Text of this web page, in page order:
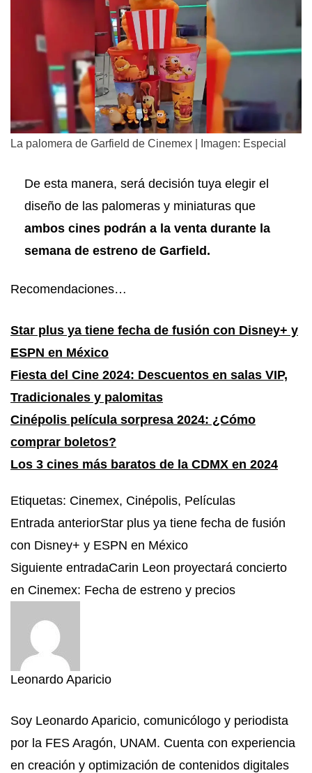
La palomera de Garfield de Cinemex | Imagen: Especial
De esta manera, será decisión tuya elegir el
diseño de las palomeras y miniaturas que
ambos cines podrán a la venta durante la
semana de estreno de Garfield.
Recomendaciones…
Star plus ya tiene fecha de fusión con Disney+ y
ESPN en México
Fiesta del Cine 2024: Descuentos en salas VIP,
Tradicionales y palomitas
Cinépolis película sorpresa 2024: ¿Cómo
comprar boletos?
Los 3 cines más baratos de la CDMX en 2024
Etiquetas: Cinemex, Cinépolis, Películas
Entrada anteriorStar plus ya tiene fecha de fusión
con Disney+ y ESPN en México
Siguiente entradaCarin Leon proyectará concierto
en Cinemex: Fecha de estreno y precios
Leonardo Aparicio
Soy Leonardo Aparicio, comunicólogo y periodista
por la FES Aragón, UNAM. Cuenta con experiencia
en creación y optimización de contenidos digitales